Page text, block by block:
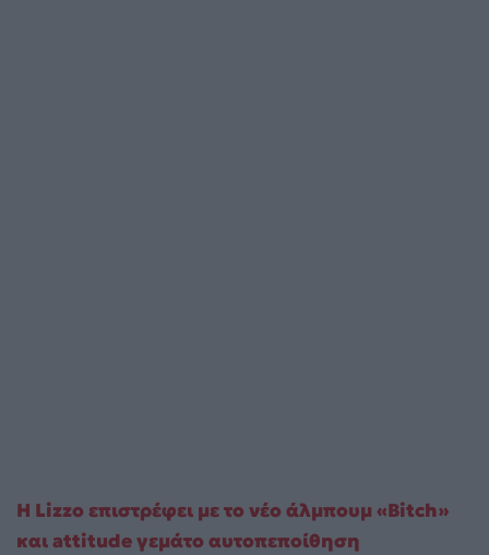
Η Lizzo επιστρέφει με το νέο άλμπουμ «Bitch»
και attitude γεμάτο αυτοπεποίθηση